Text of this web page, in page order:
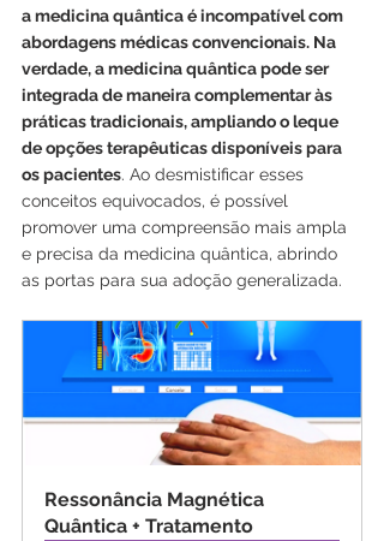
a medicina quântica é incompatível com
abordagens médicas convencionais. Na
verdade, a medicina quântica pode ser
integrada de maneira complementar às
práticas tradicionais, ampliando o leque
de opções terapêuticas disponíveis para
os pacientes. Ao desmistificar esses
conceitos equivocados, é possível
promover uma compreensão mais ampla
e precisa da medicina quântica, abrindo
as portas para sua adoção generalizada.
Ressonância Magnética
Quântica + Tratamento